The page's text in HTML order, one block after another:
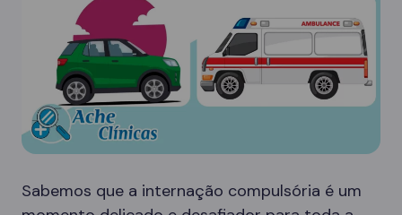
Sabemos que a internação compulsória é um